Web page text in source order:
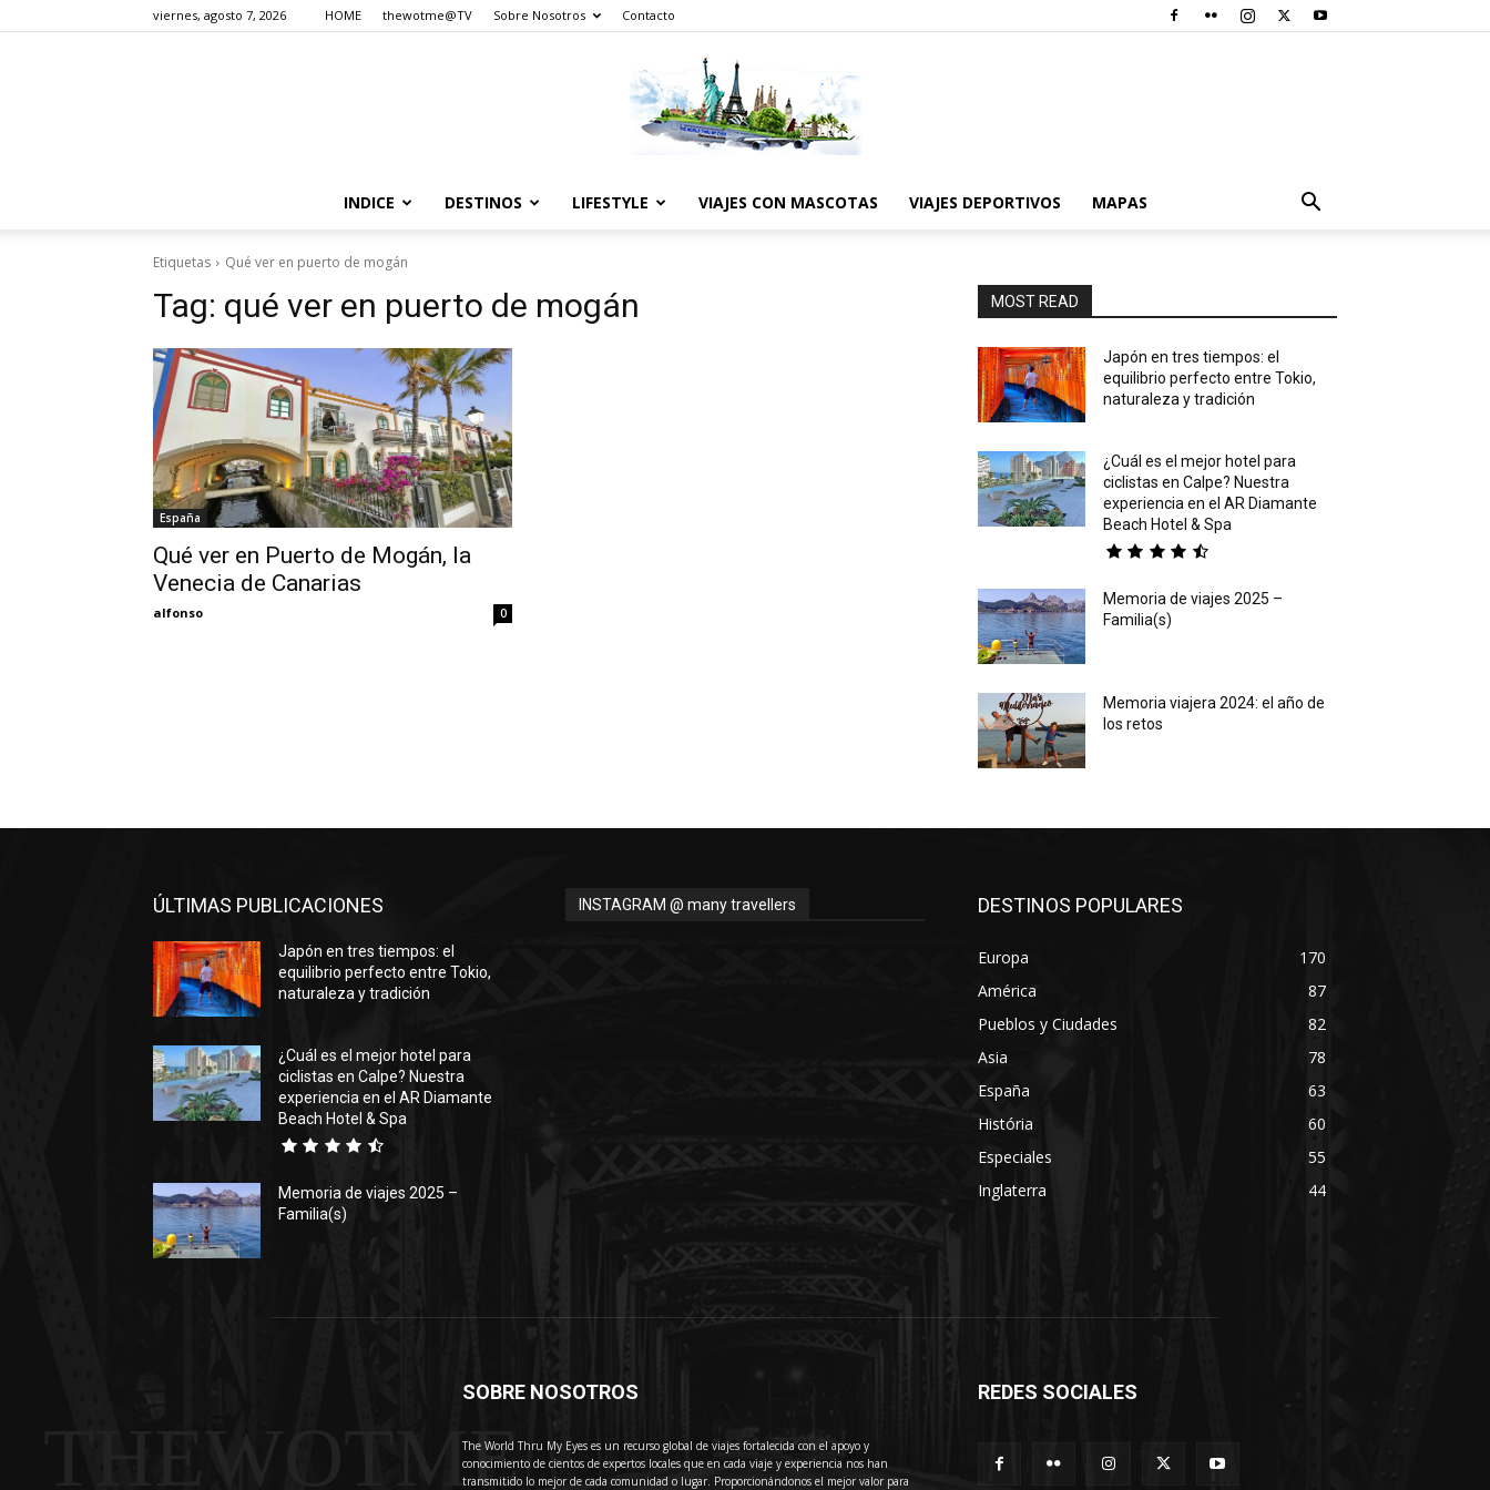
viernes, agosto 7, 2026 HOME thewotme@TV Sobre Nosotros Contacto
INDICE DESTINOS LIFESTYLE VIAJES CON MASCOTAS VIAJES DEPORTIVOS MAPAS
Etiquetas Qué ver en puerto de mogán
Tag: qué ver en puerto de mogán
España
Qué ver en Puerto de Mogán, la
Venecia de Canarias
alfonso 0
MOST READ
Japón en tres tiempos: el
equilibrio perfecto entre Tokio,
naturaleza y tradición
¿Cuál es el mejor hotel para
ciclistas en Calpe? Nuestra
experiencia en el AR Diamante
Beach Hotel & Spa
Memoria de viajes 2025 –
Familia(s)
Memoria viajera 2024: el año de
los retos
ÚLTIMAS PUBLICACIONES
Japón en tres tiempos: el
equilibrio perfecto entre Tokio,
naturaleza y tradición
¿Cuál es el mejor hotel para
ciclistas en Calpe? Nuestra
experiencia en el AR Diamante
Beach Hotel & Spa
Memoria de viajes 2025 –
Familia(s)
INSTAGRAM @ many travellers DESTINOS POPULARES
Europa
170
América
87
Pueblos y Ciudades
82
Asia
78
España
63
História
60
Especiales
55
Inglaterra
44
THEWOTME
SOBRE NOSOTROS
The World Thru My Eyes es un recurso global de viajes fortalecida con el apoyo y
conocimiento de cientos de expertos locales que en cada viaje y experiencia nos han
transmitido lo mejor de cada comunidad o lugar. Proporcionándonos el mejor valor para
REDES SOCIALES